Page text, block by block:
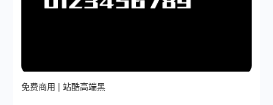
免费商用 | 站酷高端黑